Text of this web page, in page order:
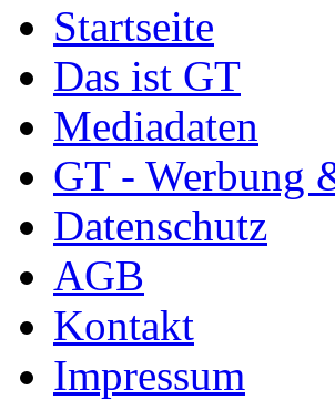
Startseite
Das ist GT
Mediadaten
GT - Werbung
Datenschutz
AGB
Kontakt
Impressum